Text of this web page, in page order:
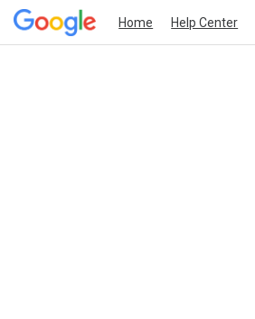
Home Help Center